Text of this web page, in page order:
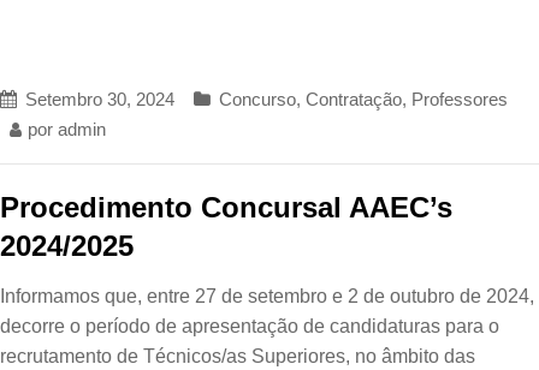
Setembro 30, 2024 Concurso, Contratação, Professores
por admin
Procedimento Concursal AAEC’s
2024/2025
Informamos que, entre 27 de setembro e 2 de outubro de 2024,
decorre o período de apresentação de candidaturas para o
recrutamento de Técnicos/as Superiores, no âmbito das